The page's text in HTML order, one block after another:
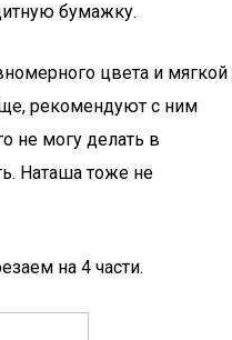
бумажку.
цвета и мягкой
рекомендуют с ним
не могу делать в
Наташа тоже не
на 4 части.